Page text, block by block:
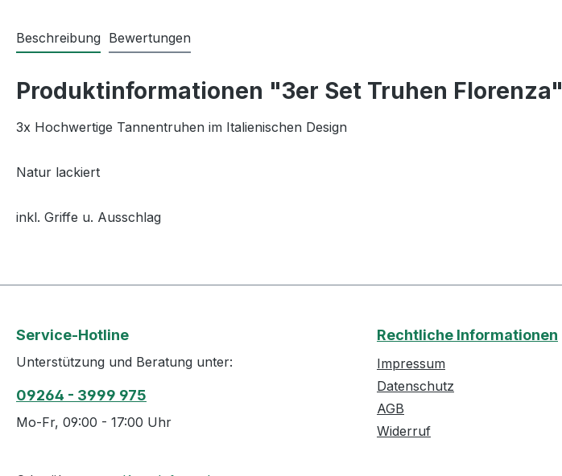
Beschreibung Bewertungen
Produktinformationen "3er Set Truhen Florenza"
3x Hochwertige Tannentruhen im Italienischen Design
Natur lackiert
inkl. Griffe u. Ausschlag
Service-Hotline
Unterstützung und Beratung unter:
09264 - 3999 975
Mo-Fr, 09:00 - 17:00 Uhr
Rechtliche Informationen
Impressum
Datenschutz
AGB
Widerruf